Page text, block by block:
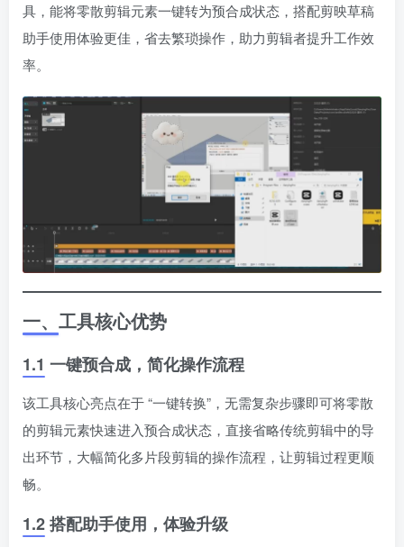
具，能将零散剪辑元素一键转为预合成状态，搭配剪映草稿
助手使用体验更佳，省去繁琐操作，助力剪辑者提升工作效
率。
一、工具核心优势
1.1 一键预合成，简化操作流程
该工具核心亮点在于 “一键转换”，无需复杂步骤即可将零散
的剪辑元素快速进入预合成状态，直接省略传统剪辑中的导
出环节，大幅简化多片段剪辑的操作流程，让剪辑过程更顺
畅。
1.2 搭配助手使用，体验升级